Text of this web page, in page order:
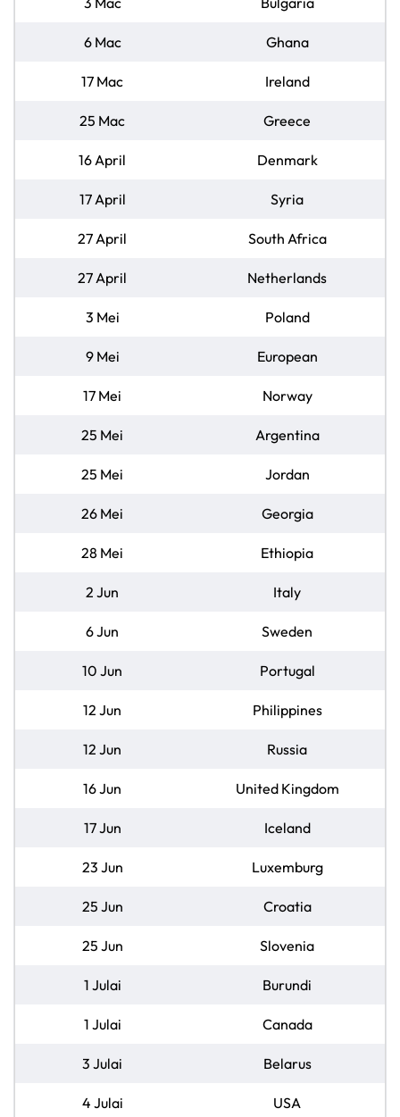
6 Mac Ghana
17 Mac Ireland
25 Mac Greece
16 April Denmark
17 April Syria
27 April South Africa
27 April Netherlands
3 Mei Poland
9 Mei European
17 Mei Norway
25 Mei Argentina
25 Mei Jordan
26 Mei Georgia
28 Mei Ethiopia
2 Jun Italy
6 Jun Sweden
10 Jun Portugal
12 Jun Philippines
12 Jun Russia
16 Jun United Kingdom
17 Jun Iceland
23 Jun Luxemburg
25 Jun Croatia
25 Jun Slovenia
1 Julai Burundi
1 Julai Canada
3 Julai Belarus
4 Julai USA